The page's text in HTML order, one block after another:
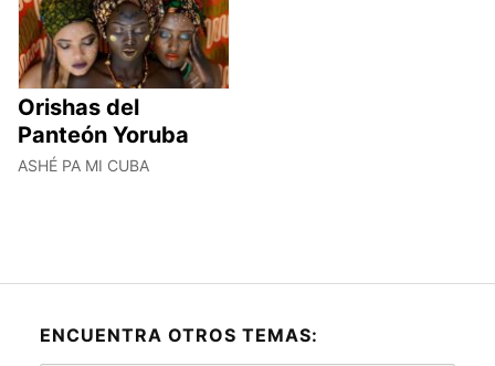
Orishas del
Panteón Yoruba
ASHÉ PA MI CUBA
ENCUENTRA OTROS TEMAS: